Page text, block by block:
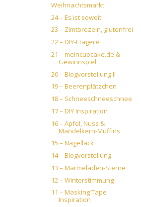
Weihnachtsmarkt
24 – Es ist soweit!
23 – Zimtbrezeln, glutenfrei
22 – DIY-Etagere
21 – meincupcake.de &
Gewinnspiel
20 – Blogvorstellung II
19 – Beerenplätzchen
18 – Schneeschneeschnee
17 – DIY Inspiration
16 – Apfel, Nuss &
Mandelkern-Muffins
15 – Nagellack
14 – Blogvorstellung
13 – Marmeladen-Sterne
12 – Winterstimmung
11 – Masking Tape
Inspiration